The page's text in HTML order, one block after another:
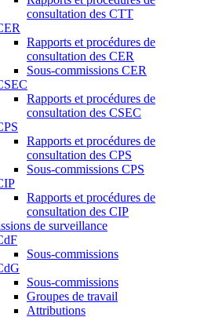
consultation des CTT
Rapports et procédures de
consultation des CER
Sous-commissions CER
Rapports et procédures de
consultation des CSEC
Rapports et procédures de
consultation des CPS
Sous-commissions CPS
Rapports et procédures de
consultation des CIP
de surveillance
Sous-commissions
Sous-commissions
Groupes de travail
Attributions